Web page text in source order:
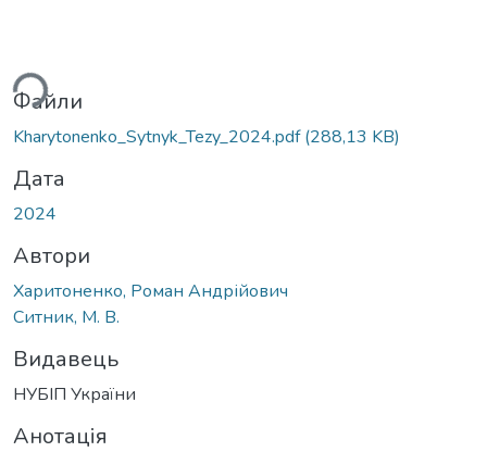
Файли
Kharytonenko_Sytnyk_Tezy_2024.pdf(288,13 KB)
Дата
2024
Автори
Харитоненко, Роман Андрійович
Ситник, М. В.
Видавець
НУБІП України
Анотація